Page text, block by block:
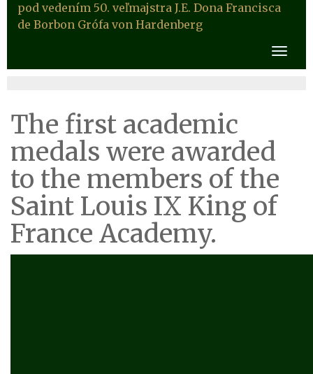
pod vedením 50. veľmajstra J.E. Dona Francisca
de Borbon Grófa von Hardenberg
The first academic
medals were awarded
to the members of the
Saint Louis IX King of
France Academy.